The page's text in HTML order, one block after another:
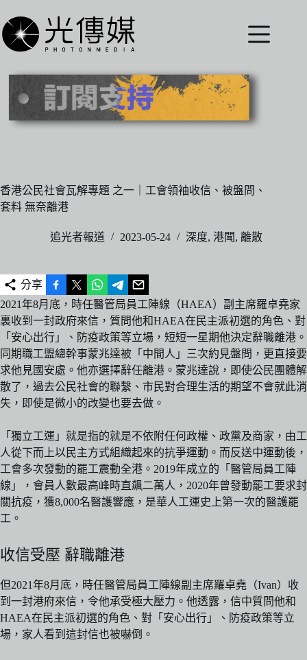
至
主
內
香港公民社會瓦解專題 之一｜工會領袖收信、被盤問、
套料 無奈離港
追光者報道 2023-05-24 深度, 港聞, 離散
分享
2021年8月底，時任醫管局員工陣線（HAEA）副主席羅卓堯家
裏收到一封政府來信，質問他和HAEA在民主派初選的角色、對
「安心出行」、防疫政策等立場，短短一星期他決定辭職離港。
同期職工盟總幹事蒙兆達被「中間人」三次約見盤問，更直接要
求他見國安處。他亦選擇辭任離港。蒙兆達說，即使公民團體解
散了，過去公民社會的聯繫、市民對合理生活的期望不會就此消
失，即使是微小的改變也要去做。
「獨立工運」就是指的就是不依附任何政權、政黨及商家，由工
人從下而上以民主方式組織起來的抗爭運動。而反送中運動後，
工會多次發動的罷工震動全港。2019年成立的「醫管局員工陣
線」，會員人數最高峰時直飆二萬人，2020年曾發動罷工要求封
關抗疫，獲8,000名醫護響應，是華人工運史上第一次的醫護罷
工。
收信受壓 辭職離港
但2021年8月底，時任醫管局員工陣線副主席羅卓堯（Ivan）收
到一封港府來信，令他承受極大壓力。他透露，信中質問他和
HAEA在民主派初選的角色、對「安心出行」、防疫政策等立
場，家人看到這封信也被嚇倒。